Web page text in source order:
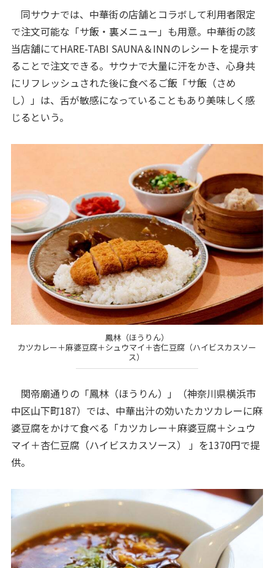
同サウナでは、中華街の店舗とコラボして利用者限定
で注文可能な「サ飯・裏メニュー」も用意。中華街の該
当店舗にてHARE-TABI SAUNA＆INNのレシートを提示す
ることで注文できる。サウナで大量に汗をかき、心身共
にリフレッシュされた後に食べるご飯「サ飯（さめ
し）」は、舌が敏感になっていることもあり美味しく感
じるという。
鳳林（ほうりん）
カツカレー＋麻婆豆腐＋シュウマイ＋杏仁豆腐（ハイビスカスソー
ス）
関帝廟通りの「鳳林（ほうりん）」（神奈川県横浜市
中区山下町187）では、中華出汁の効いたカツカレーに麻
婆豆腐をかけて食べる「カツカレー＋麻婆豆腐＋シュウ
マイ＋杏仁豆腐（ハイビスカスソース） 」を1370円で提
供。